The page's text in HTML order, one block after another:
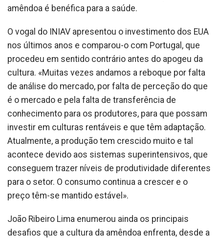
amêndoa é benéfica para a saúde.
O vogal do INIAV apresentou o investimento dos EUA
nos últimos anos e comparou-o com Portugal, que
procedeu em sentido contrário antes do apogeu da
cultura. «Muitas vezes andamos a reboque por falta
de análise do mercado, por falta de perceção do que
é o mercado e pela falta de transferência de
conhecimento para os produtores, para que possam
investir em culturas rentáveis e que têm adaptação.
Atualmente, a produção tem crescido muito e tal
acontece devido aos sistemas superintensivos, que
conseguem trazer níveis de produtividade diferentes
para o setor. O consumo continua a crescer e o
preço têm-se mantido estável».
João Ribeiro Lima enumerou ainda os principais
desafios que a cultura da amêndoa enfrenta, desde a